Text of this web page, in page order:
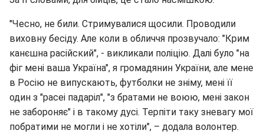
"Чесно, не били. Стримувалися щосили. Проводили
виховну бесіду. Але коли в обличчя прозвучало: "Крим
канєшна расійский", - викликали поліцію. Далі було "на
фіг мені ваша Україна", я громадянин України, але мене
в Росію не випускають, футболки не зніму, мені її
один з "расеі падаріл", "з братами не воюю, мені закон
не забороняє" і в такому дусі. Терпіти таку зневагу мої
побратими не могли і не хотіли", – додала волонтер.